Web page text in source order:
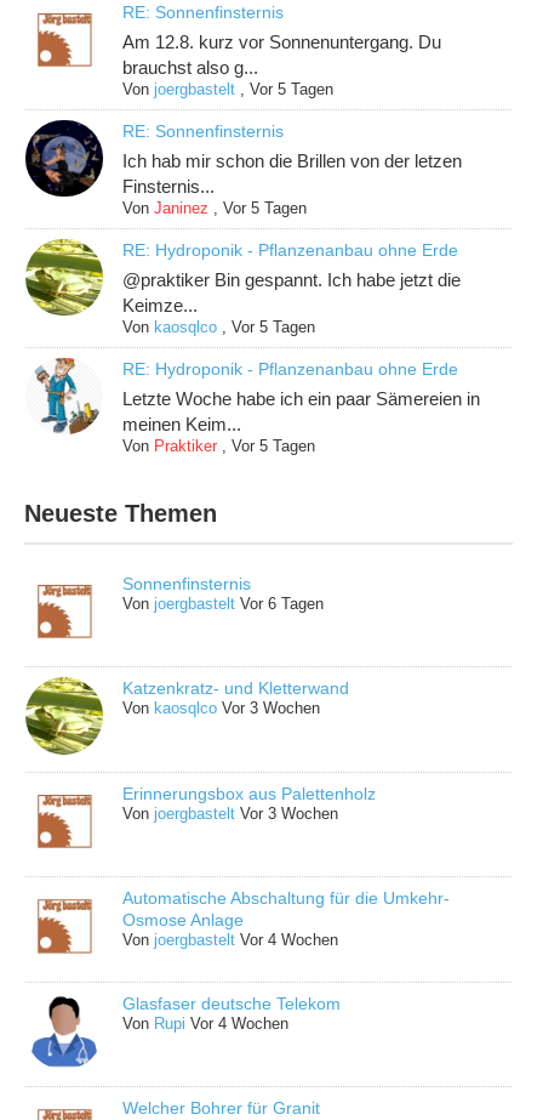
RE: Sonnenfinsternis
Am 12.8. kurz vor Sonnenuntergang. Du
brauchst also g...
Vonjoergbastelt ,Vor 5 Tagen
RE: Sonnenfinsternis
Ich hab mir schon die Brillen von der letzen
Finsternis...
VonJaninez ,Vor 5 Tagen
RE: Hydroponik - Pflanzenanbau ohne Erde
@praktiker Bin gespannt. Ich habe jetzt die
Keimze...
Vonkaosqlco ,Vor 5 Tagen
RE: Hydroponik - Pflanzenanbau ohne Erde
Letzte Woche habe ich ein paar Sämereien in
meinen Keim...
Von Praktiker ,Vor 5 Tagen
Neueste Themen
Sonnenfinsternis
Vonjoergbastelt Vor 6 Tagen
Katzenkratz- und Kletterwand
Von kaosqlco Vor 3 Wochen
Erinnerungsbox aus Palettenholz
Vonjoergbastelt Vor 3 Wochen
Automatische Abschaltung für die Umkehr-
Osmose Anlage
Vonjoergbastelt Vor 4 Wochen
Glasfaser deutsche Telekom
Von Rupi Vor 4 Wochen
Welcher Bohrer für Granit